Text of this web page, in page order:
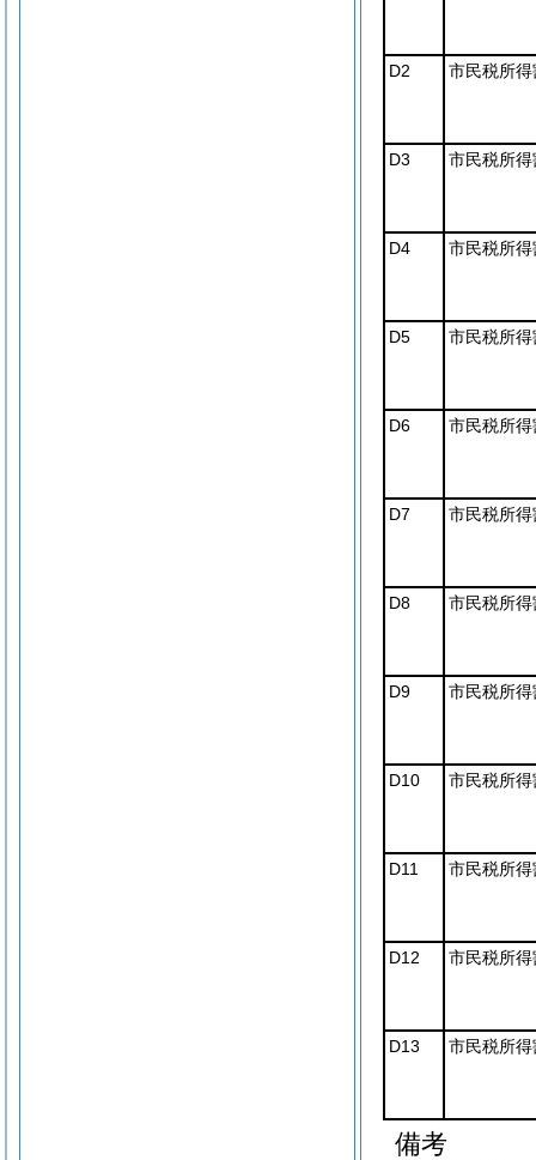
D2 市民税所
D3 市民税所
D4 市民税所
D5 市民税所
D6 市民税所
D7 市民税所
D8 市民税所
D9 市民税所
D10 市民税所
D11 市民税所
D12 市民税所
D13 市民税所
備考